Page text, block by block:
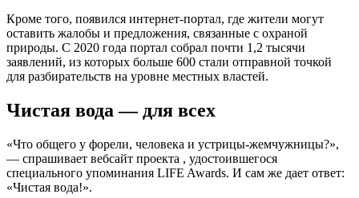
Кроме того, появился интернет-портал, где жители могут
оставить жалобы и предложения, связанные с охраной
природы. С 2020 года портал собрал почти 1,2 тысячи
заявлений, из которых больше 600 стали отправной точкой
для разбирательств на уровне местных властей.
Чистая вода — для всех
«Что общего у форели, человека и устрицы-жемчужницы?»,
— спрашивает вебсайт проекта , удостоившегося
специального упоминания LIFE Awards. И сам же дает ответ:
«Чистая вода!».